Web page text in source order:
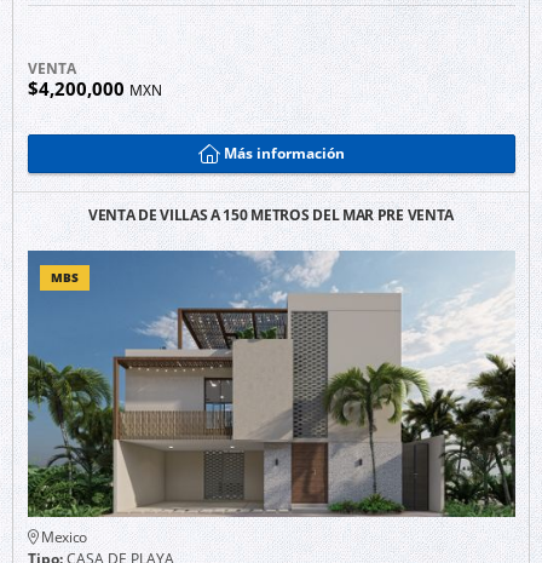
VENTA
$4,200,000 MXN
Más información
VENTA DE VILLAS A 150 METROS DEL MAR PRE VENTA
MBS
Mexico